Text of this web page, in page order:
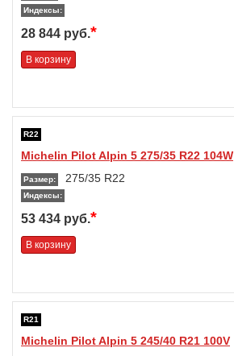
Индексы:
28 844 руб.*
В корзину
R22
Michelin Pilot Alpin 5 275/35 R22 104W
Размер: 275/35 R22
Индексы:
53 434 руб.*
В корзину
R21
Michelin Pilot Alpin 5 245/40 R21 100V